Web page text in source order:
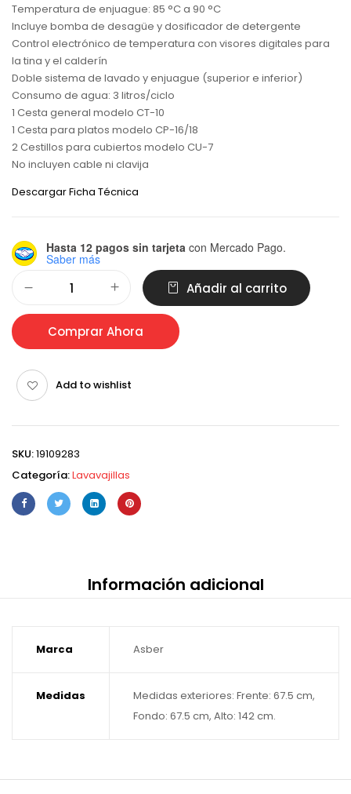
Temperatura de enjuague: 85 °C a 90 °C
Incluye bomba de desagüe y dosificador de detergente
Control electrónico de temperatura con visores digitales para
la tina y el calderín
Doble sistema de lavado y enjuague (superior e inferior)
Consumo de agua: 3 litros/ciclo
1 Cesta general modelo CT-10
1 Cesta para platos modelo CP-16/18
2 Cestillos para cubiertos modelo CU-7
No incluyen cable ni clavija
Descargar Ficha Técnica
Hasta 12 pagos sin tarjeta con Mercado Pago.
Saber más
Añadir al carrito
Comprar Ahora
Add to wishlist
SKU:19109283
Categoría:Lavavajillas
Información adicional
Marca Asber
Medidas
Medidas exteriores: Frente: 67.5 cm,
Fondo: 67.5 cm, Alto: 142 cm.